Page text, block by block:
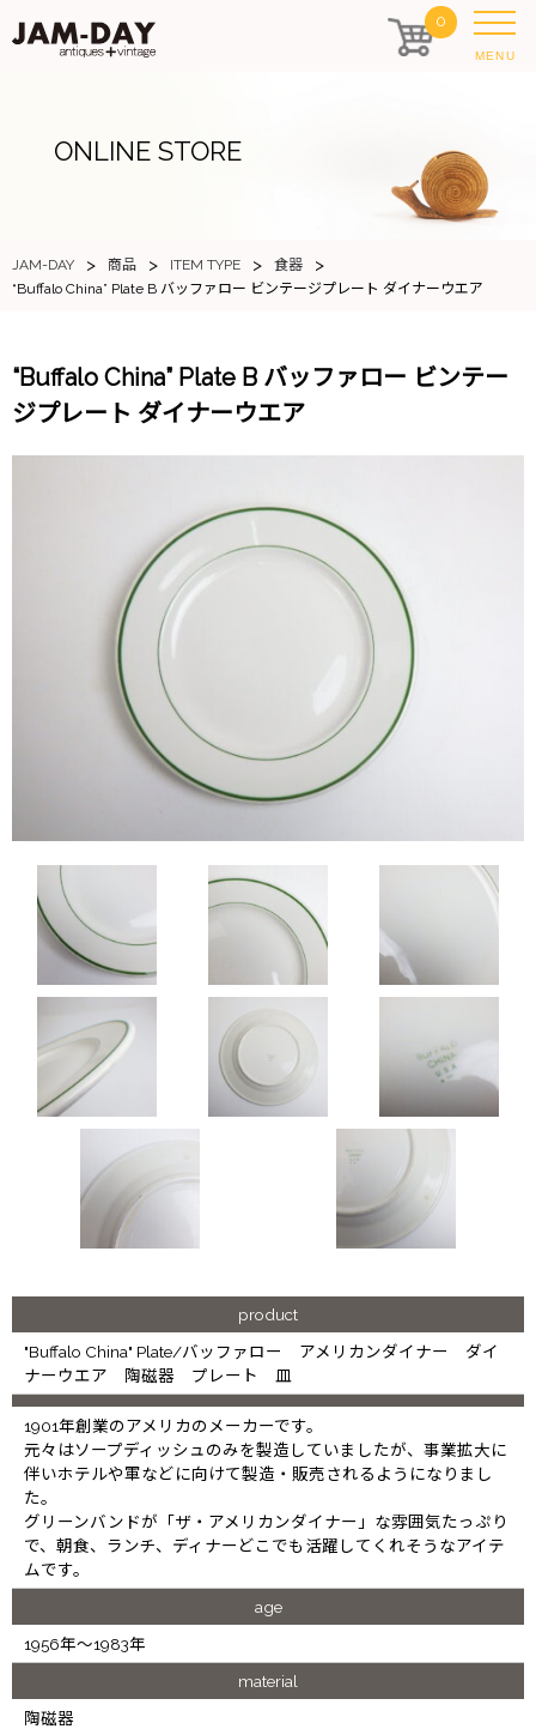
0
MENU
ONLINE STORE
JAM-DAY > 商品 > ITEM TYPE > 食器 >
“Buffalo China” Plate B バッファロー ビンテージプレート ダイナーウエア
“Buffalo China” Plate B バッファロー ビンテー
ジプレート ダイナーウエア
product
"Buffalo China" Plate/バッファロー アメリカンダイナー ダイ
ナーウエア 陶磁器 プレート 皿
1901年創業のアメリカのメーカーです。
元々はソープディッシュのみを製造していましたが、事業拡大に
伴いホテルや軍などに向けて製造・販売されるようになりまし
た。
グリーンバンドが「ザ・アメリカンダイナー」な雰囲気たっぷり
で、朝食、ランチ、ディナーどこでも活躍してくれそうなアイテ
ムです。
age
1956年～1983年
material
陶磁器